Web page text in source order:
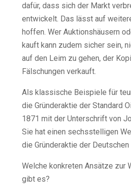
dafür, dass sich der Markt
entwickelt. Das lässt auf
hoffen. Wer Auktionshäusern
kauft kann zudem sicher sein,
auf den Leim zu gehen, der
Fälschungen verkauft.
Als klassische Beispiele für
die Gründeraktie der Standard
1871 mit der Unterschrift von
Sie hat einen sechsstelligen
die Gründeraktie der Deutschen
Welche konkreten Ansätze zur
gibt es?